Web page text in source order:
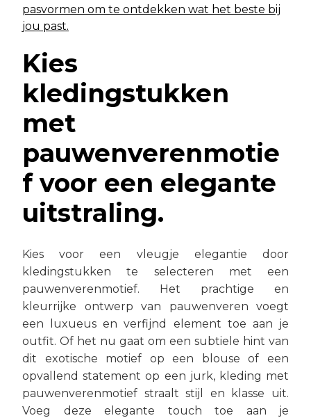
pasvormen om te ontdekken wat het beste bij
jou past.
Kies
kledingstukken
met
pauwenverenmotie
f voor een elegante
uitstraling.
Kies voor een vleugje elegantie door
kledingstukken te selecteren met een
pauwenverenmotief. Het prachtige en
kleurrijke ontwerp van pauwenveren voegt
een luxueus en verfijnd element toe aan je
outfit. Of het nu gaat om een subtiele hint van
dit exotische motief op een blouse of een
opvallend statement op een jurk, kleding met
pauwenverenmotief straalt stijl en klasse uit.
Voeg deze elegante touch toe aan je